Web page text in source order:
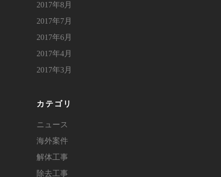
2017年8月
2017年7月
2017年6月
2017年4月
2017年3月
カテゴリ
ニュース
海外案件
解体工事
除去工事